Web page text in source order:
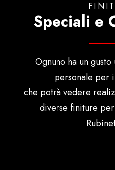
Speciali e
Ognuno ha un
personale per
che potrà vedere
diverse finiture